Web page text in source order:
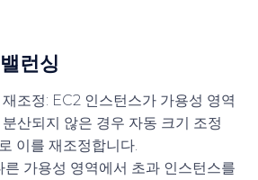
런싱
조정: EC2 인스턴스가 가용성 영역
산되지 않은 경우 자동 크기 조정
이를 재조정합니다.
른 가용성 영역에서 초과 인스턴스를